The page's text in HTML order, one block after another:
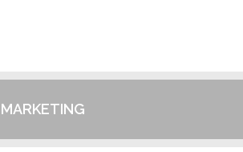
MARKETING